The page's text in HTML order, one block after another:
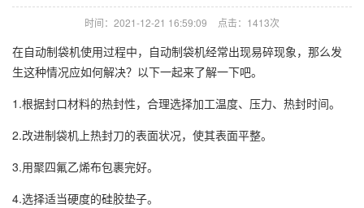
时间：2021-12-21 16:59:09 点击：1413次
在自动制袋机使用过程中，自动制袋机经常出现易碎现象，那么发
生这种情况应如何解决？以下一起来了解一下吧。
1.根据封口材料的热封性，合理选择加工温度、压力、热封时间。
2.改进制袋机上热封刀的表面状况，使其表面平整。
3.用聚四氟乙烯布包裹完好。
4.选择适当硬度的硅胶垫子。